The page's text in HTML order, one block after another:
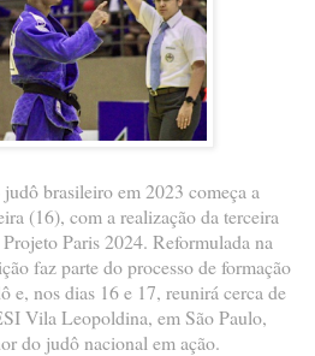
brasileiro em 2023 começa a
(16), com a realização da terceira
Paris 2024. Reformulada na
faz parte do processo de formação
e, nos dias 16 e 17, reunirá cerca de
Vila Leopoldina, em São Paulo,
do judô nacional em ação.